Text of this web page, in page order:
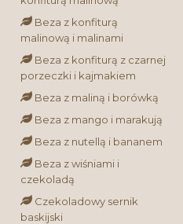
Beza z konfiturą
malinową i malinami
Beza z konfiturą z czarnej
porzeczki i kajmakiem
Beza z maliną i borówką
Beza z mango i marakują
Beza z nutellą i bananem
Beza z wiśniami i
czekoladą
Czekoladowy sernik
baskijski